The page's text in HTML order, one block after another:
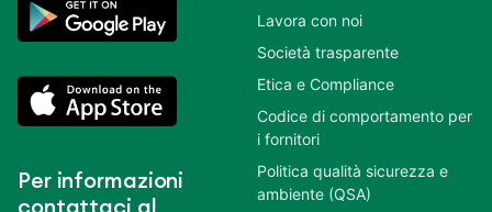
Per informazioni
Lavora con noi
Società trasparente
Etica e Compliance
Codice di comportamento per
i fornitori
Politica qualità sicurezza e
ambiente (QSA)